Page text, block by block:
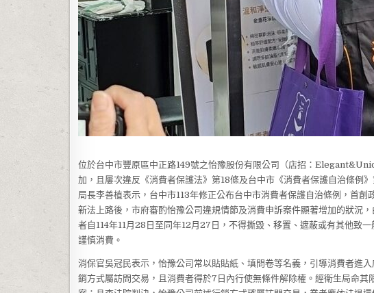
位於台中市豐原區中正路149號之怡豫股份有限公司（店招：
加，且屢次違反《消費者保護法》第18條及台中市《消費者保護自治條例
局長李善植表示，台中市113年修正公布台中市消費者保護自治條例，首創
新法上路後，市府審酌怡豫公司違規情節及消費申訴案件顯著增加的狀況
者自114年11月28日至同年12月27日，不得撕毀、移置、遮蔽或有其他致
謹慎消費。
消保官吳冠民表示，怡豫公司常以貼貼紙、填問卷等名義，引導消費者進
銷方式屬訪問交易，且消費者得於7日內行使無條件解除權。經衛生局命其